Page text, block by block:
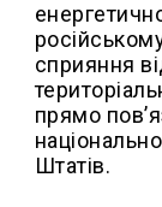
сприяння
прямо
Штатів.